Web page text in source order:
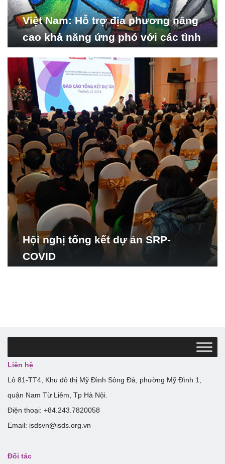
Việt Nam: Hỗ trợ địa phương nâng
cao khả năng ứng phó với các tình
Hội nghị tổng kết dự án SRP-
COVID
Liên hệ
Lô 81-TT4, Khu đô thị Mỹ Đình Sông Đà, phường Mỹ Đình 1,
quận Nam Từ Liêm, Tp Hà Nội.
Điện thoại: +84.243.7820058
Email: isdsvn@isds.org.vn
Đối tác